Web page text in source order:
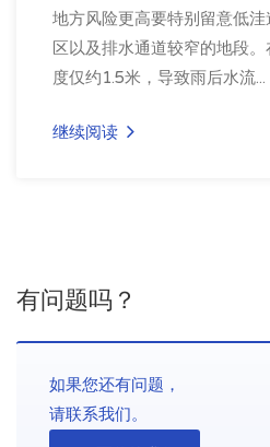
地方风险更高要特别留意低
区以及排水通道较窄的地段
度仅约1.5米，导致雨后水流...
继续阅读
有问题吗？
如果您还有问题，
请联系我们。